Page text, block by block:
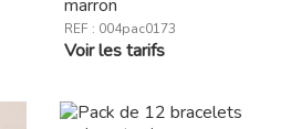
marron
REF : 004pac0173
Voir les tarifs